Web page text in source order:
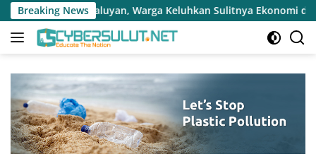
Langsung
ke
konten
Breaking News
Keluhkan Sulitnya Ekonomi dan Akses Pasar UMKM